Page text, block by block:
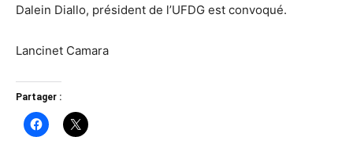
Dalein Diallo, président de l’UFDG est convoqué.
Lancinet Camara
Partager :